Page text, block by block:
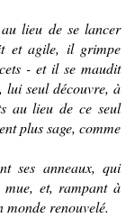
lieu de se lancer
et agile, il grimpe
- et il se maudit
lui seul découvre, à
au lieu de ce seul
plus sage, comme
ses anneaux, qui
mue, et, rampant à
monde renouvelé.